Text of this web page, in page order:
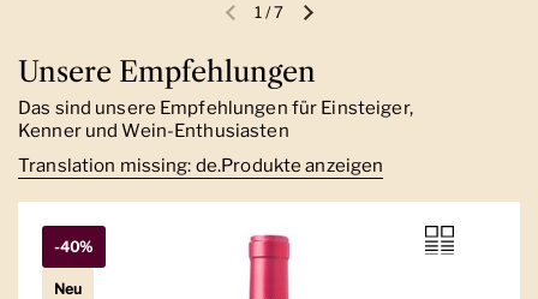
Vorherige FolieNächste Folie
1 /7
Unsere Empfehlungen
Das sind unsere Empfehlungen für Einsteiger,
Kenner und Wein-Enthusiasten
Translation missing: de.Produkte anzeigen
-40%
Neu